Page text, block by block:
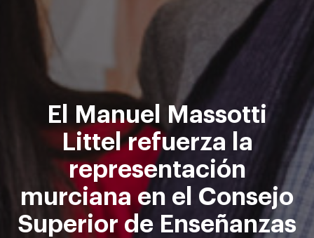
El Manuel Massotti
Littel refuerza la
representación
murciana en el Consejo
Superior de Enseñanzas